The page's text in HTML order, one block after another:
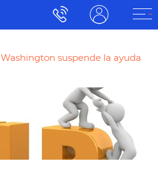
Washington suspende la ayuda